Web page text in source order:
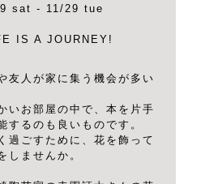
sat - 11/29 tue
IS A JOURNEY!
友人が家に集う機会が多い
いお部屋の中で、本を片手
するのも良いものです。
過ごすために、花を飾って
しませんか。